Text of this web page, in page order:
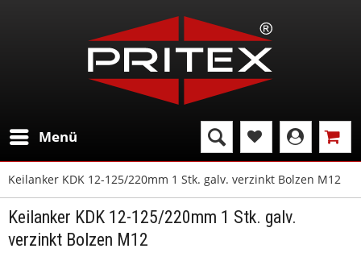
Menü
Keilanker KDK 12-125/220mm 1 Stk. galv. verzinkt Bolzen M12
Keilanker KDK 12-125/220mm 1 Stk. galv.
verzinkt Bolzen M12